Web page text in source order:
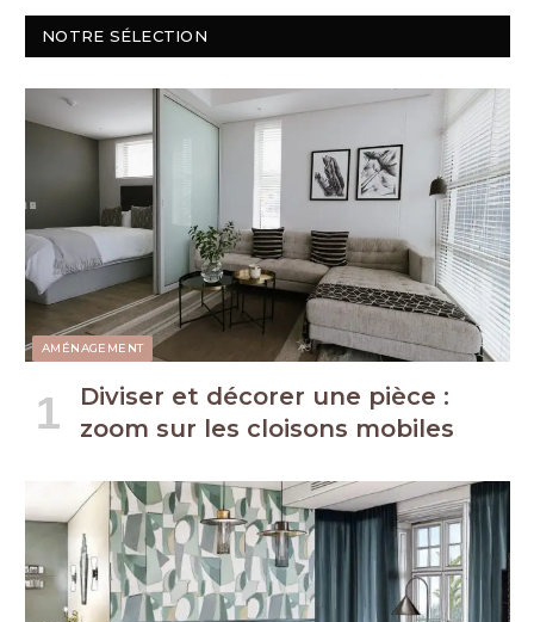
NOTRE SÉLECTION
AMÉNAGEMENT
Diviser et décorer une pièce :
zoom sur les cloisons mobiles